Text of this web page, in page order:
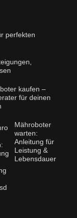
perfekten
kaufen –
für deinen
Mähroboter
warten:
Anleitung für
Leistung &
Lebensdauer